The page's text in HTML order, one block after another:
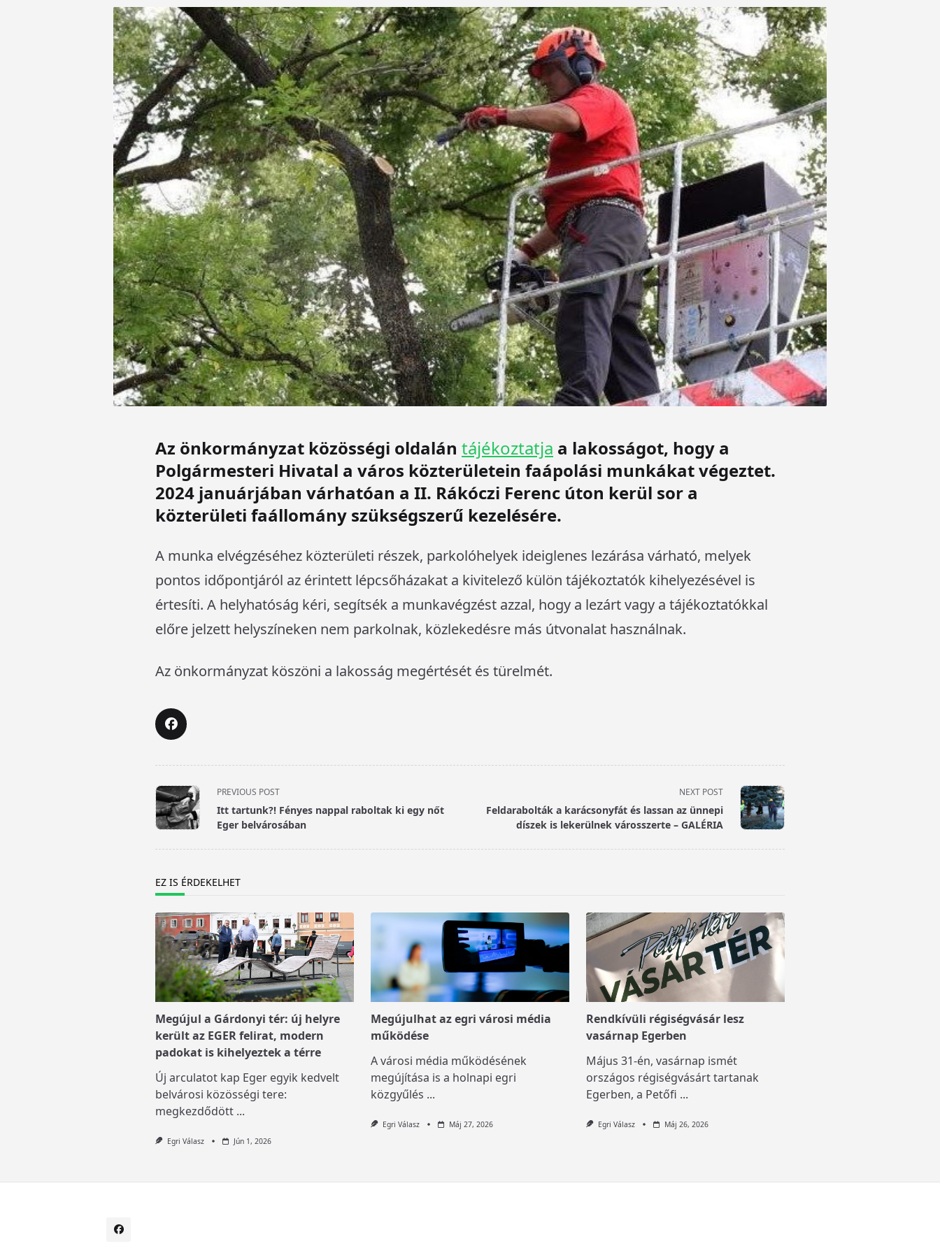
Az önkormányzat közösségi oldalán tájékoztatja a lakosságot, hogy a
Polgármesteri Hivatal a város közterületein faápolási munkákat végeztet.
2024 januárjában várhatóan a II. Rákóczi Ferenc úton kerül sor a
közterületi faállomány szükségszerű kezelésére.
A munka elvégzéséhez közterületi részek, parkolóhelyek ideiglenes lezárása várható, melyek
pontos időpontjáról az érintett lépcsőházakat a kivitelező külön tájékoztatók kihelyezésével is
értesíti. A helyhatóság kéri, segítsék a munkavégzést azzal, hogy a lezárt vagy a tájékoztatókkal
előre jelzett helyszíneken nem parkolnak, közlekedésre más útvonalat használnak.
Az önkormányzat köszöni a lakosság megértését és türelmét.
<span
class="nav-
subtitle
text">Page</span>
PREVIOUS POST
Itt tartunk?! Fényes nappal raboltak ki egy nőt
Eger belvárosában
NEXT POST
Feldarabolták a karácsonyfát és lassan az ünnepi
díszek is lekerülnek városszerte – GALÉRIA
EZ IS ÉRDEKELHET
Megújul a Gárdonyi tér: új helyre
került az EGER felirat, modern
padokat is kihelyeztek a térre
Új arculatot kap Eger egyik kedvelt
belvárosi közösségi tere:
megkezdődött ...
Egri Válasz Jún 1, 2026
Megújulhat az egri városi média
működése
A városi média működésének
megújítása is a holnapi egri
közgyűlés ...
Egri Válasz Máj 27, 2026
Rendkívüli régiségvásár lesz
vasárnap Egerben
Május 31-én, vasárnap ismét
országos régiségvásárt tartanak
Egerben, a Petőfi ...
Egri Válasz Máj 26, 2026